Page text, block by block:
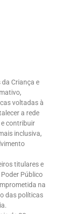
da Criança e
voltadas à
a rede
contribuir
inclusiva,
titulares e
Público
na
das políticas